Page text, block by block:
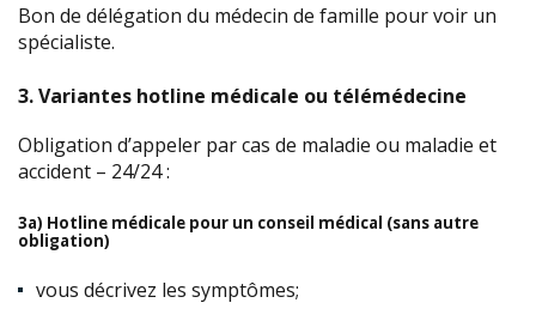
Bon de délégation du médecin de famille pour voir un
spécialiste.
3. Variantes hotline médicale ou télémédecine
Obligation d’appeler par cas de maladie ou maladie et
accident – 24/24 :
3a) Hotline médicale pour un conseil médical (sans autre
obligation)
vous décrivez les symptômes;